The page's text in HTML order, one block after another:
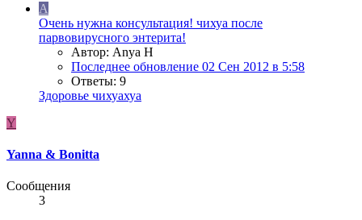
A
Очень нужна консультация! чихуа после
парвовирусного энтерита!
Автор: Anya H
Последнее обновление 02 Сен 2012 в 5:58
Ответы: 9
Здоровье чихуахуа
Y
Yanna & Bonitta
Сообщения
3